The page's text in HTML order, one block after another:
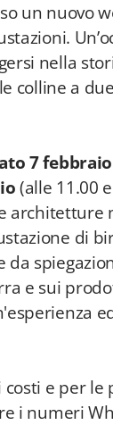
un nuovo
nella
colline a
7 febbraio
(alle 11.00
architetture
di
da
e sui
e per le
i numeri